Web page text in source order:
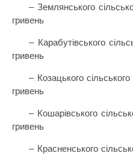
– Землянського
гривень
– Карабутівського
гривень
– Козацького
гривень
– Кошарівського
гривень
– Красненського